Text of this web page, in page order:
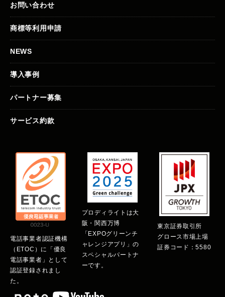
お問い合わせ
商標等利用申請
NEWS
導入事例
パートナー募集
サービス約款
電話事業者認証機構
（ETOC）に「優良
電話事業者」として
認証登録されまし
た。
プロディライトは大
阪・関西万博
「EXPOグリーンチ
ャレンジアプリ」の
スペシャルパートナ
ーです。
東京証券取引所
グロース市場上場
証券コード：5580